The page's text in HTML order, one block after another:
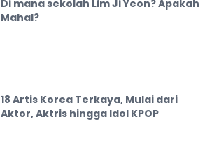
Di mana sekolah Lim Ji Yeon? Apakah
Mahal?
18 Artis Korea Terkaya, Mulai dari
Aktor, Aktris hingga Idol KPOP